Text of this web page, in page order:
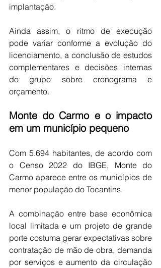
implantação.
Ainda assim, o ritmo de execução
pode variar conforme a evolução do
licenciamento, a conclusão de estudos
complementares e decisões internas
do grupo sobre cronograma e
orçamento.
Monte do Carmo e o impacto
em um município pequeno
Com 5.694 habitantes, de acordo com
o Censo 2022 do IBGE, Monte do
Carmo aparece entre os municípios de
menor população do Tocantins.
A combinação entre base econômica
local limitada e um projeto de grande
porte costuma gerar expectativas sobre
contratação de mão de obra, demanda
por serviços e aumento da circulação